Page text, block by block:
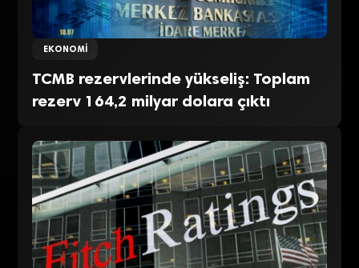
EKONOMI
TCMB rezervlerinde yükseliş: Toplam
rezerv 164,2 milyar dolara çıktı